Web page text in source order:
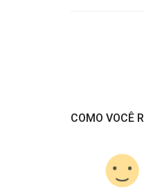
COMO VOCÊ